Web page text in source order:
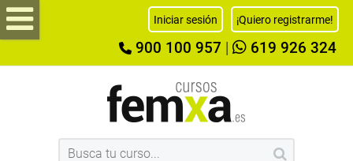
Iniciar sesión ¡Quiero registrarme!
900 100 957 619 926 324